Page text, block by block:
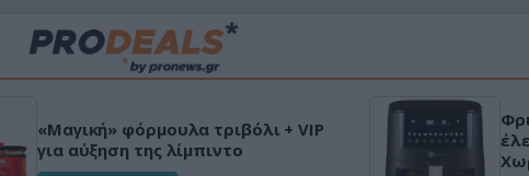
Μεταμόρφωσε τον κήπο σου με το
Ultra Box Μίνι Αλυσοπρίονο με
μπαταρία λιθίου